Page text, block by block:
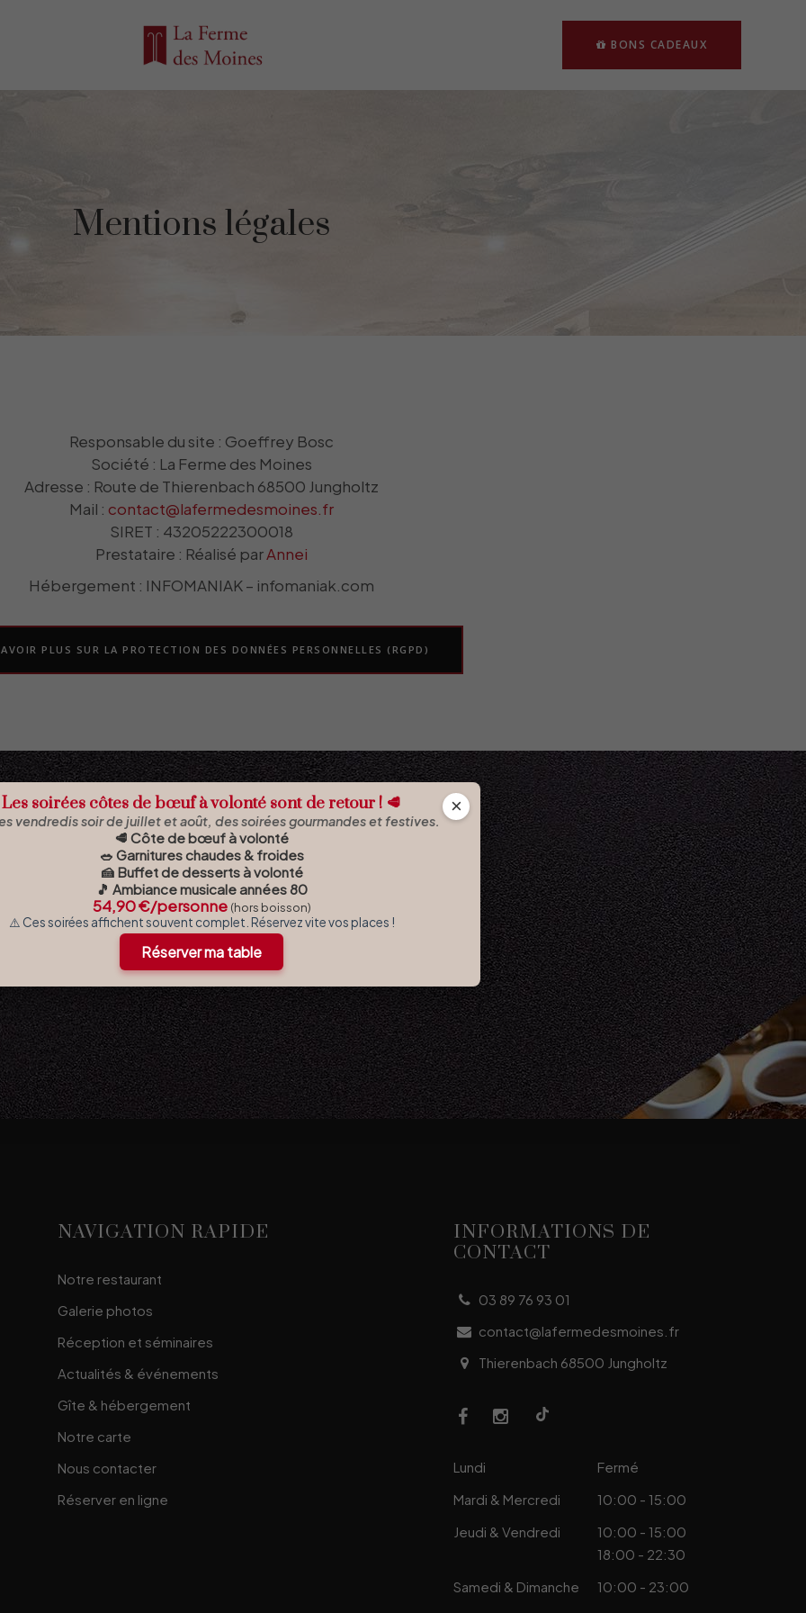
×
Les soirées côtes de bœuf à volonté sont de retour ! 🥩
vendredis soir de juillet et août, des soirées gourmandes et festives.
🥩 Côte de bœuf à volonté
🥗 Garnitures chaudes & froides
🍰 Buffet de desserts à volonté
🎵 Ambiance musicale années 80
54,90 €/personne (hors boisson)
⚠️ Ces soirées affichent souvent complet. Réservez vite vos places !
Réserver ma table
BONS CADEAUX
Mentions légales
Responsable du site : Goeffrey Bosc
Société : La Ferme des Moines
Adresse : Route de Thierenbach 68500 Jungholtz
Mail : contact@lafermedesmoines.fr
SIRET : 43205222300018
Prestataire : Réalisé parAnnei
Hébergement : INFOMANIAK – infomaniak.com
PLUS SUR LA PROTECTION DES DONNÉES PERSONNELLES (RGPD)
NAVIGATION RAPIDE
Notre restaurant
Galerie photos
Réception et séminaires
Actualités & événements
Gîte & hébergement
Notre carte
Nous contacter
Réserver en ligne
INFORMATIONS DE
CONTACT
03 89 76 93 01
contact@lafermedesmoines.fr
Thierenbach 68500 Jungholtz
Lundi
Fermé
Mardi & Mercredi
10:00 - 15:00
Jeudi & Vendredi
10:00 - 15:00
18:00 - 22:30
Samedi & Dimanche
10:00 - 23:00